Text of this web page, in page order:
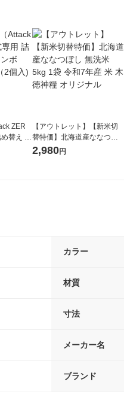
ZER
替え メ
ット
【アウトレット】【新米切
替特価】北海道産ななつぼ
し 無洗米 5kg 1袋 令和7年産
2,980円
カラー
材質
寸法
メーカー名
ブランド